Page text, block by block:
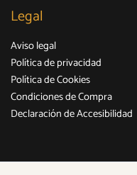
Legal
Aviso legal
Política de privacidad
Política de Cookies
Condiciones de Compra
Declaración de Accesibilidad